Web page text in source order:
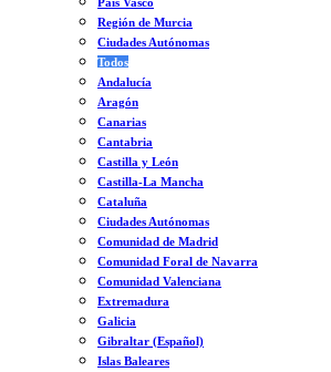
Región de Murcia
Ciudades Autónomas
Todos
Andalucía
Aragón
Canarias
Cantabria
Castilla y León
Castilla-La Mancha
Cataluña
Ciudades Autónomas
Comunidad de Madrid
Comunidad Foral de Navarra
Comunidad Valenciana
Extremadura
Galicia
Gibraltar (Español)
Islas Baleares